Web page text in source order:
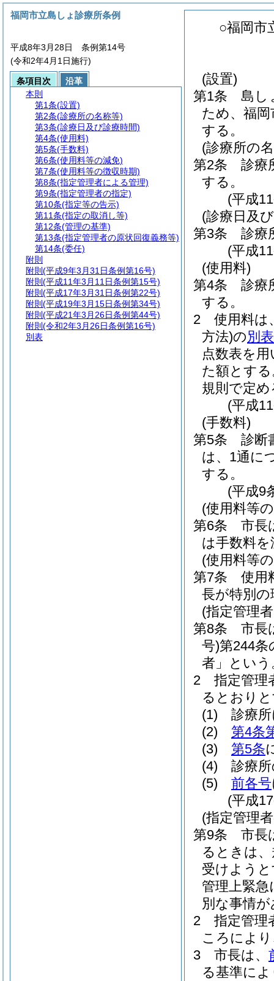
○福岡市
(設置)
第1条
島し
ため、福
する。
(診療所の
第2条
診療
する。
(平成
(診療日及
第3条
診療
(平成
(使用料)
第4条
診療
する。
2
使用料は
方法)の別
点数表を
た額とす
規則で定め
(平成
(手数料)
第5条
診断
は、1通に
する。
(平成9
(使用料等
第6条
市長
は手数料
(使用料等
第7条
使用
長が特別
(指定管理
第8条
市長
号)第244条
者」という
2
指定管理
るとおり
(1)
診療
(2)
第4条
(3)
第5条
(4)
診療
(5)
前各号
(平成
(指定管理
第9条
市長
るときは
受けよう
管理上緊
別な事情
2
指定管理
ころによ
3
市長は、
る基準に
福岡市立島しょ診療所条例
平成8年3月28日 条例第14号
(令和2年4月1日施行)
条項目次
沿革
本則
第1条(設置)
第2条(診療所の名称等)
第3条(診療日及び診療時間)
第4条(使用料)
第5条(手数料)
第6条(使用料等の減免)
第7条(使用料等の徴収時期)
第8条(指定管理者による管理)
第9条(指定管理者の指定)
第10条(指定等の告示)
第11条(指定の取消し等)
第12条(管理の基準)
第13条(指定管理者の原状回復義務等)
第14条(委任)
附則
附則 (平成9年3月31日条例第16号)
附則 (平成11年3月11日条例第15号)
附則 (平成17年3月31日条例第22号)
附則 (平成19年3月15日条例第34号)
附則 (平成21年3月26日条例第44号)
附則 (令和2年3月26日条例第16号)
別表